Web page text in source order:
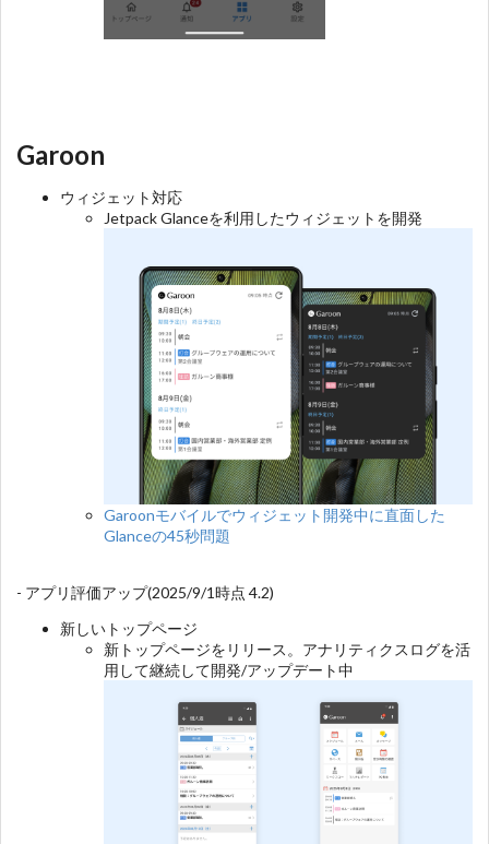
Garoon
ウィジェット対応
Jetpack Glanceを利用したウィジェットを開発
Garoonモバイルでウィジェット開発中に直面した
Glanceの45秒問題
- アプリ評価アップ(2025/9/1時点 4.2)
新しいトップページ
新トップページをリリース。アナリティクスログを活
用して継続して開発/アップデート中